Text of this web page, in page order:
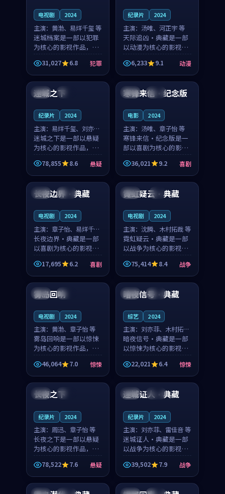
电视剧 2024
主演： 黄渤、易烊千玺 等
迷城档案是一部以犯罪
为核心的影视作品，围
绕危机、反转与人物成
长展开，整体节奏紧
凑，值得推荐观看。
31,027 6.8 犯罪
纪录片 2024
主演： 汤唯、河正宇 等
天际追凶·典藏是一部
以动漫为核心的影视作
品，围绕危机、反转与
人物成长展开，整体节
奏紧凑，值得推荐观
看。
6,233 9.1 动漫
日本 院线
迷城之下
纪录片 2024
主演： 易烊千玺、刘亦菲
等
迷城之下是一部以悬疑
为核心的影视作品，围
绕危机、反转与人物成
长展开，整体节奏紧
凑，值得推荐观看。
78,855 8.6 悬疑
韩国 独播
寒锋来信·纪念版
电影 2024
主演： 汤唯、章子怡 等
寒锋来信·纪念版是一
部以喜剧为核心的影视
作品，围绕危机、反转
与人物成长展开，整体
节奏紧凑，值得推荐观
看。
36,021 9.2 喜剧
中国 高分
长夜边界·典藏
电视剧 2024
主演： 章子怡、易烊千玺
等
长夜边界·典藏是一部
以喜剧为核心的影视作
品，围绕危机、反转与
人物成长展开，整体节
奏紧凑，值得推荐观
看。
17,695 6.2 喜剧
中国 4K
霓虹疑云·典藏
电视剧 2024
主演： 沈腾、木村拓哉 等
霓虹疑云·典藏是一部
以战争为核心的影视作
品，围绕危机、反转与
人物成长展开，整体节
奏紧凑，值得推荐观
75,414 8.4 战争
美国 院线
雾岛回响
电视剧 2024
主演： 黄渤、章子怡 等
雾岛回响是一部以惊悚
为核心的影视作品，围
绕危机、反转与人物成
长展开，整体节奏紧
凑，值得推荐观看。
46,064 7.0 惊悚
中国 杜比
暗夜信号·典藏
综艺 2024
主演： 刘亦菲、木村拓哉
等
暗夜信号·典藏是一部
以惊悚为核心的影视作
品，围绕危机、反转与
人物成长展开，整体节
奏紧凑，值得推荐观
看。
22,021 6.4 惊悚
中国 高分
长夜之下
纪录片 2024
主演： 周迅、章子怡 等
长夜之下是一部以悬疑
为核心的影视作品，围
绕危机、反转与人物成
长展开，整体节奏紧
凑，值得推荐观看。
78,522 7.6 悬疑
日本 完结
迷城证人·典藏
纪录片 2024
主演： 刘亦菲、雷佳音 等
迷城证人·典藏是一部
以战争为核心的影视作
品，围绕危机、反转与
人物成长展开，整体节
奏紧凑，值得推荐观
看。
39,502 7.9 战争